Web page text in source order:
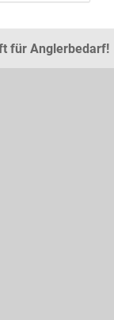
für Anglerbedarf!